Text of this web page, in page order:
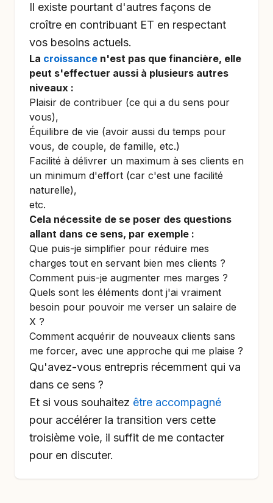
Il existe pourtant d'autres façons de
croître en contribuant ET en respectant
vos besoins actuels.
La croissance n'est pas que financière, elle
peut s'effectuer aussi à plusieurs autres
niveaux :
Plaisir de contribuer (ce qui a du sens pour
vous),
Équilibre de vie (avoir aussi du temps pour
vous, de couple, de famille, etc.)
Facilité à délivrer un maximum à ses clients en
un minimum d'effort (car c'est une facilité
naturelle),
etc.
Cela nécessite de se poser des questions
allant dans ce sens, par exemple :
Que puis-je simplifier pour réduire mes
charges tout en servant bien mes clients ?
Comment puis-je augmenter mes marges ?
Quels sont les éléments dont j'ai vraiment
besoin pour pouvoir me verser un salaire de
X ?
Comment acquérir de nouveaux clients sans
me forcer, avec une approche qui me plaise ?
Qu'avez-vous entrepris récemment qui va
dans ce sens ?
Et si vous souhaitez être accompagné
pour accélérer la transition vers cette
troisième voie, il suffit de me contacter
pour en discuter.